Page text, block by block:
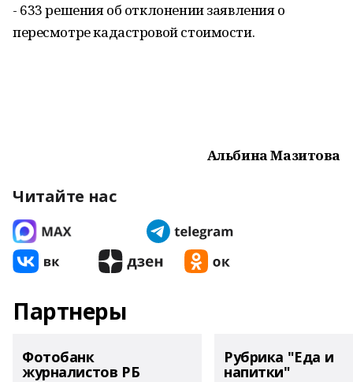
- 633 решения об отклонении заявления о
пересмотре кадастровой стоимости.
Альбина Мазитова
Читайте нас
Партнеры
Фотобанк
журналистов РБ
Рубрика "Еда и
напитки"